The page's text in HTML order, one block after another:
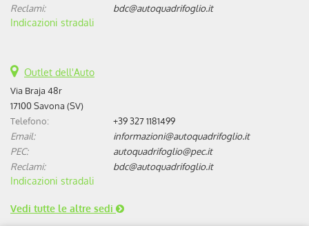
Reclami:
bdc@autoquadrifoglio.it
Indicazioni stradali
Outlet dell'Auto
Via Braja 48r
17100 Savona (SV)
Telefono:
+39 327 1181499
Email:
informazioni@autoquadrifoglio.it
PEC:
autoquadrifoglio@pec.it
Reclami:
bdc@autoquadrifoglio.it
Indicazioni stradali
Vedi tutte le altre sedi